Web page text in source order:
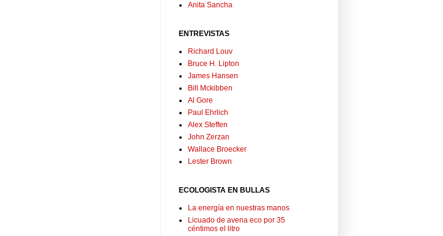
Anita Sancha
ENTREVISTAS
Richard Louv
Bruce H. Lipton
James Hansen
Bill Mckibben
Al Gore
Paul Ehrlich
Alex Steffen
John Zerzan
Wallace Broecker
Lester Brown
ECOLOGISTA EN BULLAS
La energía en nuestras manos
Licuado de avena eco por 35
céntimos el litro